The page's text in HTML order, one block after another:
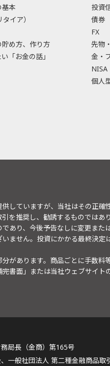
本
イア）
め方、作り方
「お金の話」
投資
債券
FX
先物
金・
NISA
個人
していますが、当社はその正
推奨し、勧誘するものではあ
あり、今後予告なしに変更また
ません。投資にかかる最終決
があります。商品ごとに手数料
書面」または当社ウェブサイト
局長（金商）第165号
一般社団法人 第二種金融商品取